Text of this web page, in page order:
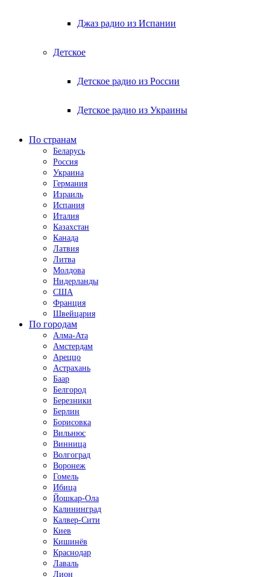
Джаз радио из Испании
Детское
Детское радио из России
Детское радио из Украины
По странам
Беларусь
Россия
Украина
Германия
Израиль
Испания
Италия
Казахстан
Канада
Латвия
Литва
Молдова
Нидерланды
США
Франция
Швейцария
По городам
Алма-Ата
Амстердам
Ареццо
Астрахань
Баар
Белгород
Березники
Берлин
Борисовка
Вильнюс
Винница
Волгоград
Воронеж
Гомель
Ибица
Йошкар-Ола
Калининград
Калвер-Сити
Киев
Кишинёв
Краснодар
Лаваль
Лион